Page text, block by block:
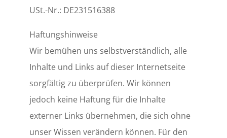
USt.-Nr.: DE231516388
Haftungshinweise
Wir bemühen uns selbstverständlich, alle
Inhalte und Links auf dieser Internetseite
sorgfältig zu überprüfen. Wir können
jedoch keine Haftung für die Inhalte
externer Links übernehmen, die sich ohne
unser Wissen verändern können. Für den